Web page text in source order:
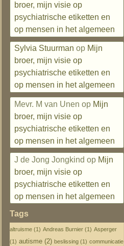
broer, mijn visie op
psychiatrische etiketten en
op mensen in het algemeen
Sylvia Stuurman op Mijn
broer, mijn visie op
psychiatrische etiketten en
op mensen in het algemeen
Mevr. M van Unen op Mijn
broer, mijn visie op
psychiatrische etiketten en
op mensen in het algemeen
J de Jong Jongkind op Mijn
broer, mijn visie op
psychiatrische etiketten en
op mensen in het algemeen
Tags
altruisme (1) Andreas Burnier (1) Asperger
(1) autisme (2) beslissing (1) communicatie